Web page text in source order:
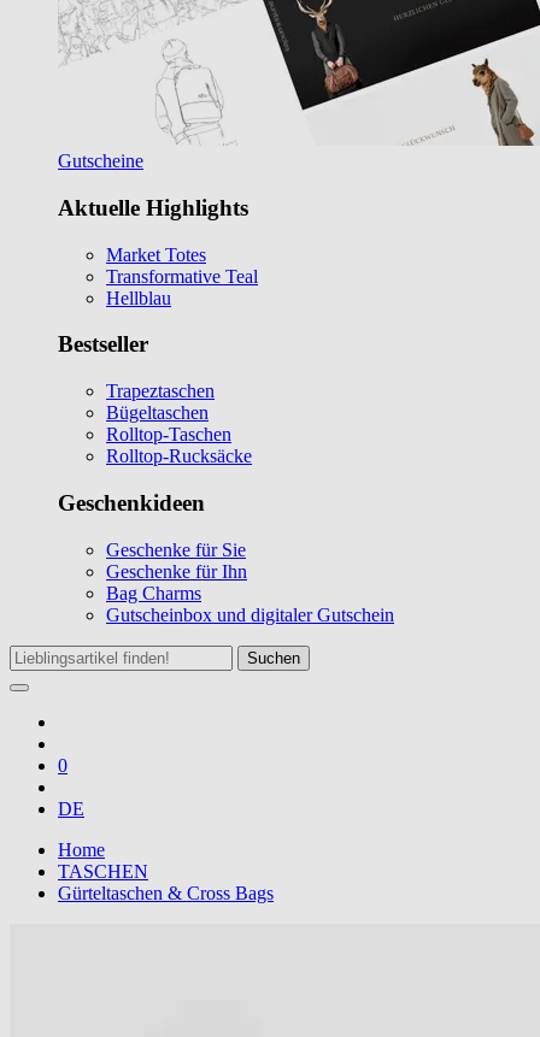
Gutscheine
Aktuelle Highlights
Market Totes
Transformative Teal
Hellblau
Bestseller
Trapeztaschen
Bügeltaschen
Rolltop-Taschen
Rolltop-Rucksäcke
Geschenkideen
Geschenke für Sie
Geschenke für Ihn
Bag Charms
Gutscheinbox und digitaler Gutschein
Suchen
0
DE
Home
TASCHEN
Gürteltaschen & Cross Bags